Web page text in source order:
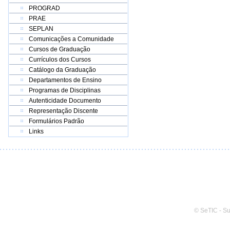
PROGRAD
PRAE
SEPLAN
Comunicações a Comunidade
Cursos de Graduação
Currículos dos Cursos
Catálogo da Graduação
Departamentos de Ensino
Programas de Disciplinas
Autenticidade Documento
Representação Discente
Formulários Padrão
Links
© SeTIC -